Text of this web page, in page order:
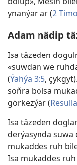
ynanýarlar (2
Adam nädip
Isa täzeden
«suwdan we
(Ýahýa 3:5,
soňra bolsa
görkezýär (
Isa täzeden
derýasynda suwa
mukaddes ruh
Isa mukaddes